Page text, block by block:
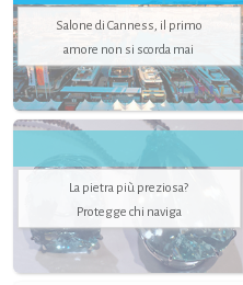
Salone di Canness, il primo
amore non si scorda mai
La pietra più preziosa?
Protegge chi naviga